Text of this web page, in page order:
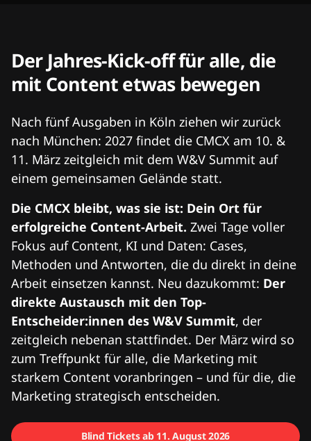
Der Jahres-Kick-off für alle, die
mit Content etwas bewegen
Nach fünf Ausgaben in Köln ziehen wir zurück
nach München: 2027 findet die CMCX am 10. &
11. März zeitgleich mit dem W&V Summit auf
einem gemeinsamen Gelände statt.
Die CMCX bleibt, was sie ist: Dein Ort für
erfolgreiche Content-Arbeit. Zwei Tage voller
Fokus auf Content, KI und Daten: Cases,
Methoden und Antworten, die du direkt in deine
Arbeit einsetzen kannst. Neu dazukommt: Der
direkte Austausch mit den Top-
Entscheider:innen des W&V Summit, der
zeitgleich nebenan stattfindet. Der März wird so
zum Treffpunkt für alle, die Marketing mit
starkem Content voranbringen – und für die, die
Marketing strategisch entscheiden.
Blind Tickets ab 11. August 2026